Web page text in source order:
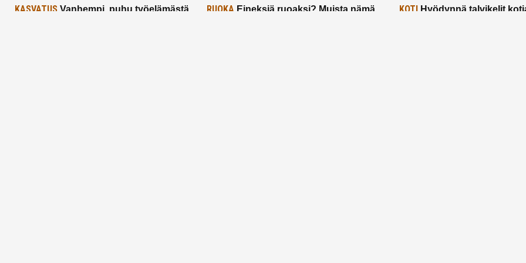
KASVATUS Vanhempi, puhu työelämästä
RUOKA Eineksiä ruoaksi? Muista nämä
KOTIHyödynnä talvikelit